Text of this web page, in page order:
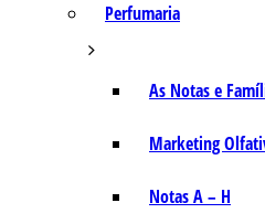
Perfumaria
As Notas e
Marketing
Notas A – H